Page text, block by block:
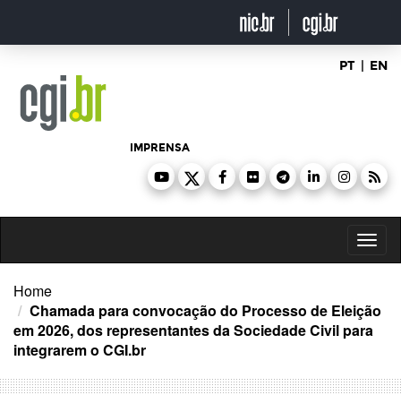
o
PT | EN
IMPRENSA
Home
Chamada para convocação do Processo de Eleição
em 2026, dos representantes da Sociedade Civil para
integrarem o CGI.br